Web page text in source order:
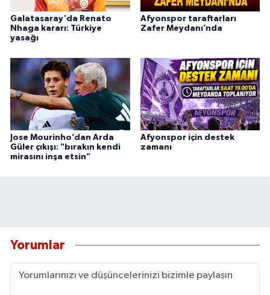
Galatasaray'da Renato
Nhaga kararı: Türkiye
yasağı
Afyonspor taraftarları
Zafer Meydanı’nda
Jose Mourinho’dan Arda
Güler çıkışı: "bırakın kendi
mirasını inşa etsin"
Afyonspor için destek
zamanı
Yorumlar